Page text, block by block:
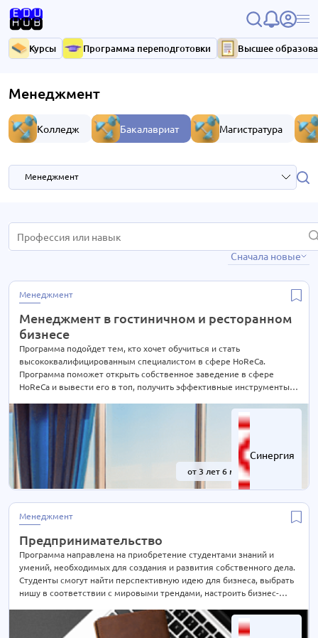
Курсы Программа переподготовки Высшее
Менеджмент
Колледж Бакалавриат Магистратура
Менеджмент
Анимация и комиксы 2 курса
2 курса
2 курса
Дизайн и реклама
Игровая индустрия и киберспорт
Информационные технологии 6 курсов
Лингвистика 1 курс
Маркетинг 2 курса
Менеджмент
Музыкальная индустрия
Педагогика
Программирование 2 курса
Продюсинг
Психология 2 курса
Робототехника
Факультет медиа 2 курса
Физическая культура 2 курса
Экономика
Юриспруденция
Сначала новые
Синергия
от 3 лет 6 мес.
Менеджмент
Менеджмент в гостиничном и ресторанном
бизнесе
Программа подойдет тем, кто хочет обучиться и стать
высококвалифицированным специалистом в сфере HoReCa.
Программа поможет открыть собственное заведение в сфере
HoReCa и вывести его в топ, получить эффективные инструменты
высокую позицию в профессиональной области.
Менеджмент
Предпринимательство
Программа направлена на приобретение студентами знаний и
умений, необходимых для создания и развития собственного дела.
Студенты смогут найти перспективную идею для бизнеса, выбрать
нишу в соответствии с мировыми трендами, настроить бизнес-